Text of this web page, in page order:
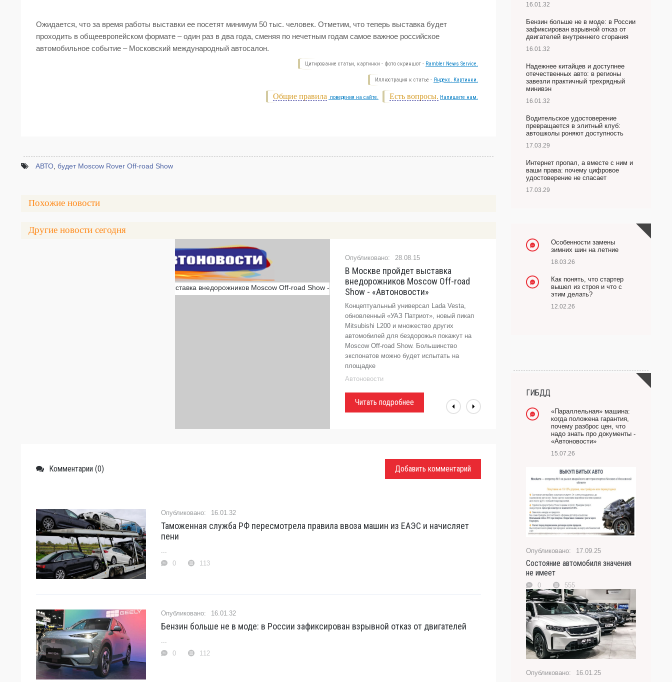
Ожидается, что за время работы выставки ее посетят минимум 50 тыс. человек. Отметим, что теперь выставка будет
проходить в общеевропейском формате – один раз в два года, сменяя по нечетным годам самое важное российское
автомобильное событие – Московский международный автосалон.
Цитирование статьи, картинки - фото скриншот - Rambler News Service.
Иллюстрация к статье - Яндекс. Картинки.
Есть вопросы. Напишите нам.
Общие правила поведения на сайте.
АВТО будет Moscow Rover Off-road Show
Похожие новости
Другие новости сегодня
28.08.15
В Москве пройдет выставка
внедорожников Moscow Off-road
Show - «Автоновости»
Концептуальный универсал Lada Vesta,
обновленный «УАЗ Патриот», новый пикап
Mitsubishi L200 и множество других
автомобилей для бездорожья покажут на
Moscow Off-road Show. Большинство
экспонатов можно будет испытать на
площадке
Автоновости
Читать подробнее
Комментарии (0) Добавить комментарий
16.01.32
Таможенная служба РФ пересмотрела правила ввоза машин из ЕАЭС и начисляет
пени
...
0
113
16.01.32
Бензин больше не в моде: в России зафиксирован взрывной отказ от двигателей
...
0
112
16.01.32
Бензин больше не в моде: в России
зафиксирован взрывной отказ от
двигателей внутреннего сгорания
16.01.32
Надежнее китайцев и доступнее
отечественных авто: в регионы
завезли практичный трехрядный
минивэн
16.01.32
Водительское удостоверение
превращается в элитный клуб:
автошколы роняют доступность
17.03.29
Интернет пропал, а вместе с ним и
ваши права: почему цифровое
удостоверение не спасает
17.03.29
Особенности замены
зимних шин на летние
18.03.26
Как понять, что стартер
вышел из строя и что с
этим делать?
12.02.26
ГИБДД
«Параллельная» машина:
когда положена гарантия,
почему разброс цен, что
надо знать про документы -
«Автоновости»
15.07.26
17.09.25
Состояние автомобиля значения
не имеет
0 555
16.01.25